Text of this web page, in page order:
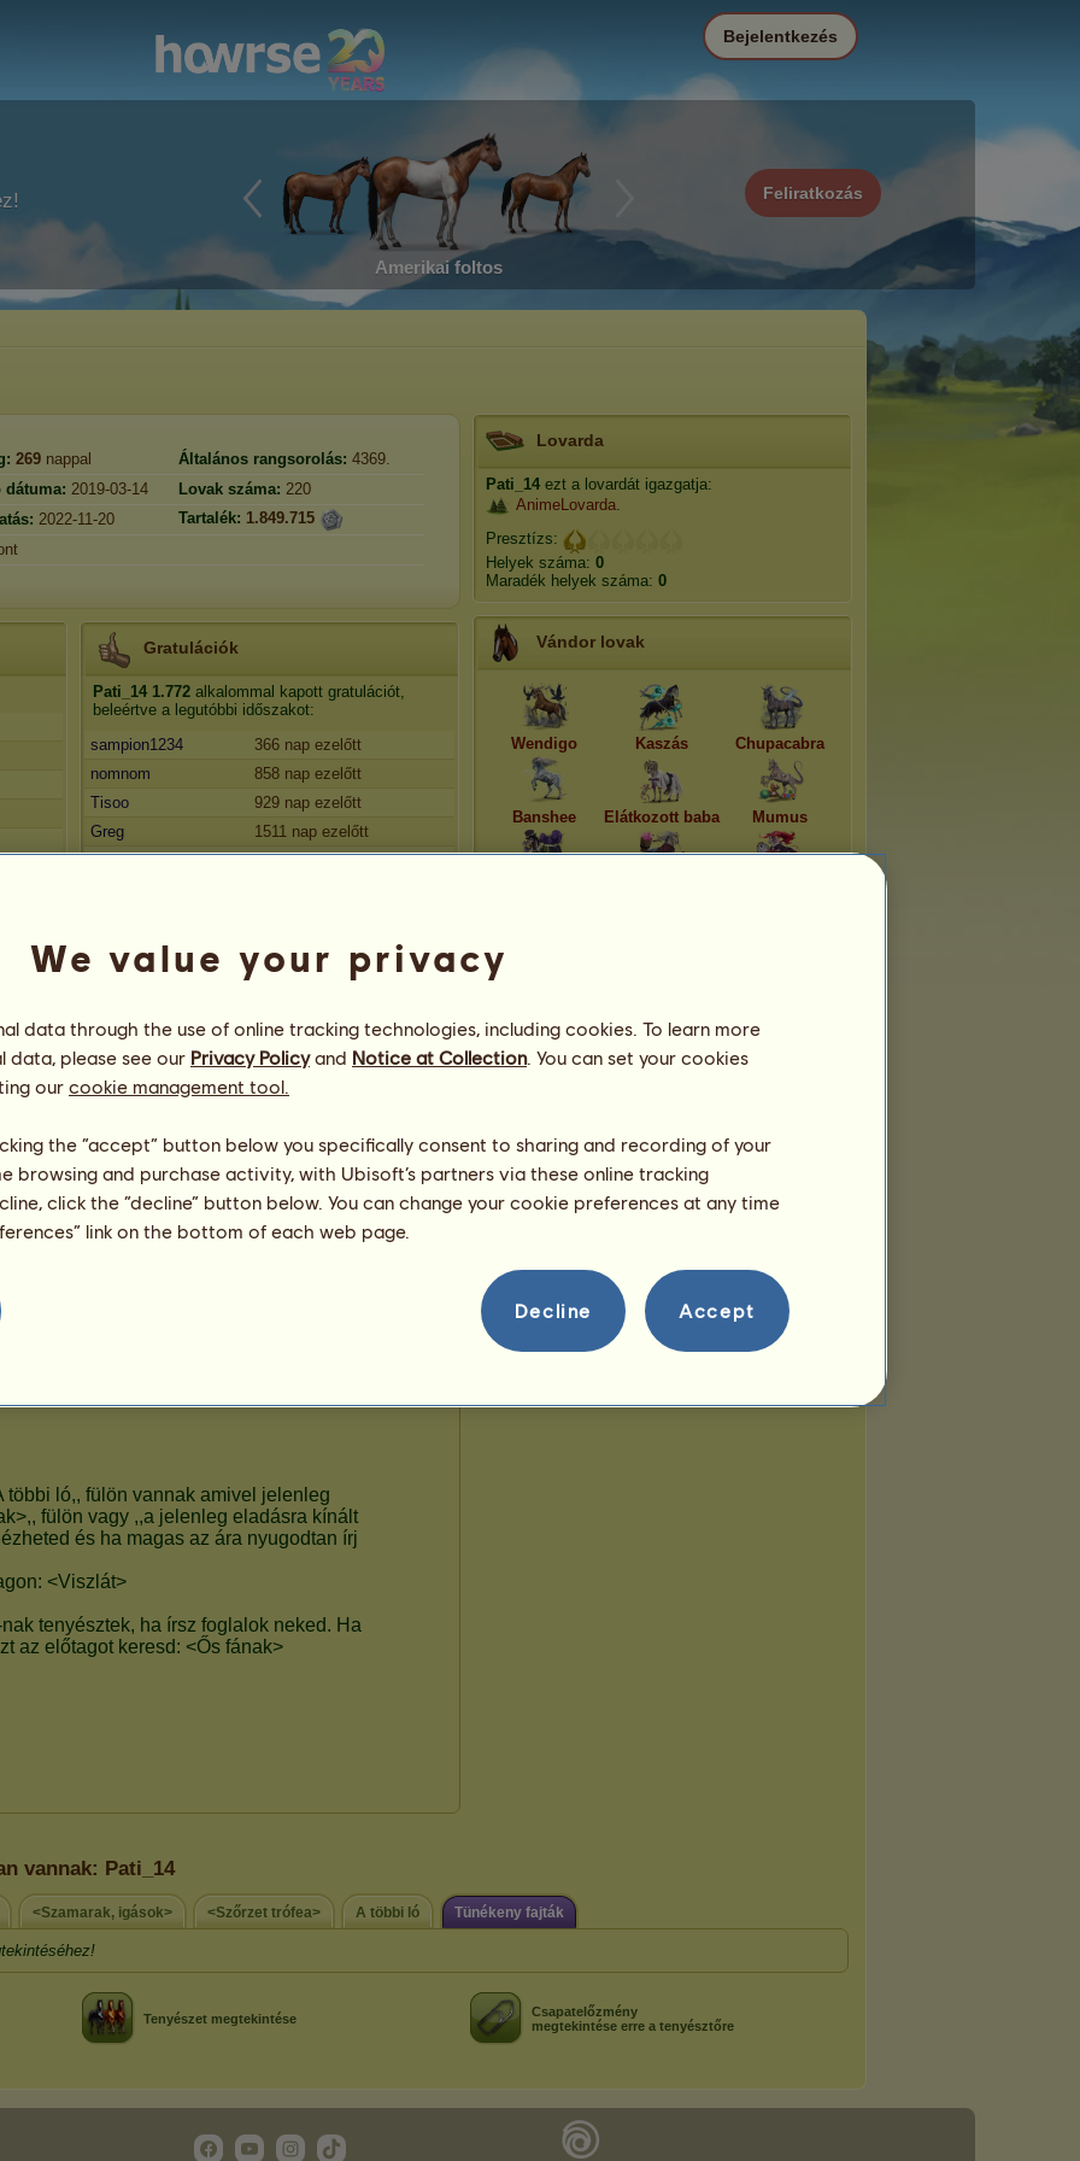
Amerikai foltos
Feliratkozás
Bejelentkezés
269 nappal Általános rangsorolás: 4369.
dátuma: 2019-03-14 Lovak száma: 220
2022-11-20 Tartalék: 1.849.715
Gratulációk
Pati_14 1.772 alkalommal kapott gratulációt,
beleértve a legutóbbi időszakot:
sampion1234
366 nap ezelőtt
nomnom
858 nap ezelőtt
Tisoo
929 nap ezelőtt
Greg
1511 nap ezelőtt
Greg
1521 nap ezelőtt
Lovarda
Pati_14 ezt a lovardát igazgatja:
AnimeLovarda.
Presztízs:
Helyek száma: 0
Maradék helyek száma: 0
Vándor lovak
Wendigo Kaszás Chupacabra
Banshee Elátkozott baba Mumus
vannak: Pati_14
<Szamarak, igások> <Szőrzet trófea> A többi ló Tünékeny fajták
Tenyészet megtekintése
Csapatelőzmény
megtekintése erre a tenyésztőre
We value your privacy
data through the use of online tracking technologies, including cookies. To learn more
data, please see our Privacy Policyand Notice at Collection. You can set your cookies
our cookie management tool.
the “accept” button below you specifically consent to sharing and recording of your
browsing and purchase activity, with Ubisoft’s partners via these online tracking
click the “decline” button below. You can change your cookie preferences at any time
link on the bottom of each web page.
Decline Accept